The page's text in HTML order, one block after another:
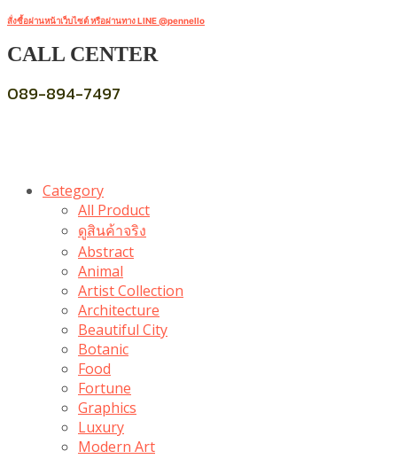
สั่งซื้อผ่านหน้าเว็บไซต์ หรือผ่านทาง LINE @pennello
CALL CENTER
089-894-7497
Category
All Product
ดูสินค้าจริง
Abstract
Animal
Artist Collection
Architecture
Beautiful City
Botanic
Food
Fortune
Graphics
Luxury
Modern Art